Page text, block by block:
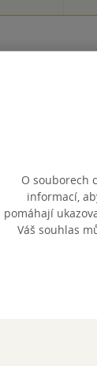
60 dní.
O souborech
informací,
pomáhají
Váš souhlas